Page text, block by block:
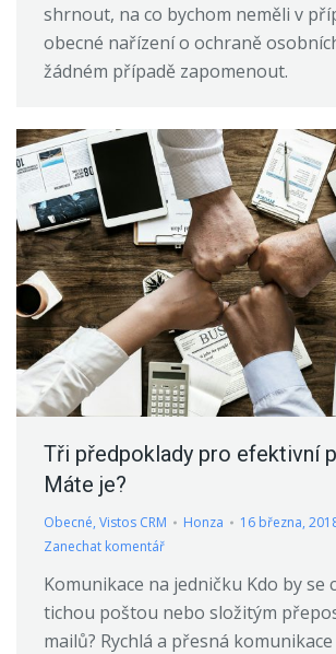
shrnout, na co bychom neměli v
obecné nařízení o ochraně
žádném případě zapomenout.
Tři předpoklady pro efektivní
Máte je?
Obecné, Vistos CRM Honza
16 března,
Zanechat komentář
Komunikace na jedničku Kdo by se
tichou poštou nebo složitým
mailů? Rychlá a přesná komunikace